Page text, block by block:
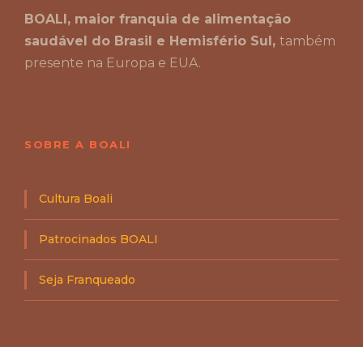
BOALI, maior franquia de alimentação
saudável do Brasil e Hemisfério Sul, também
presente na Europa e EUA.
SOBRE A BOALI
Cultura Boali
Patrocinados BOALI
Seja Franqueado